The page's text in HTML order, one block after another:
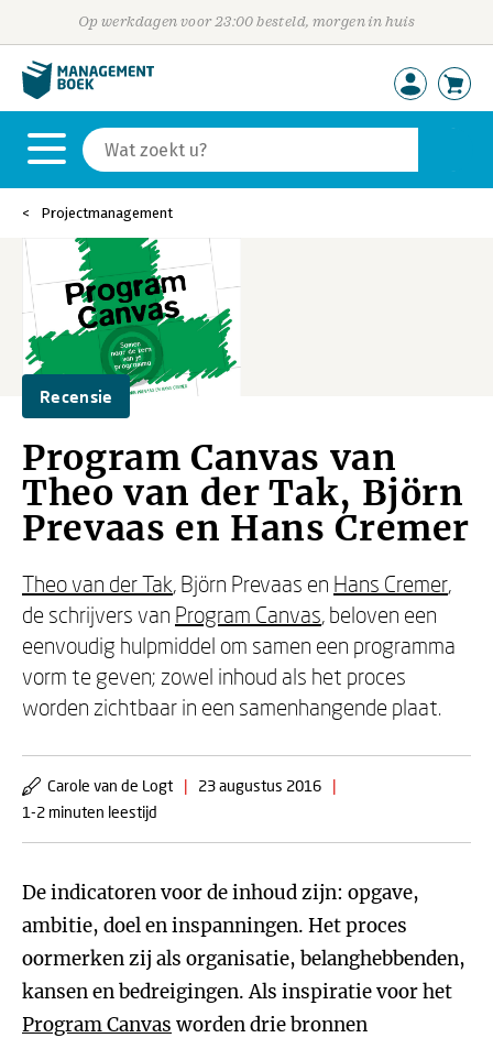
Op werkdagen voor 23:00 besteld, morgen in huis
Projectmanagement
Recensie
Program Canvas van
Theo van der Tak, Björn
Prevaas en Hans Cremer
Theo van der Tak, Björn Prevaas en Hans Cremer,
de schrijvers van Program Canvas, beloven een
eenvoudig hulpmiddel om samen een programma
vorm te geven; zowel inhoud als het proces
worden zichtbaar in een samenhangende plaat.
Carole van de Logt | 23 augustus 2016
|
1-2 minuten leestijd
De indicatoren voor de inhoud zijn: opgave,
ambitie, doel en inspanningen. Het proces
oormerken zij als organisatie, belanghebbenden,
kansen en bedreigingen. Als inspiratie voor het
Program Canvas worden drie bronnen